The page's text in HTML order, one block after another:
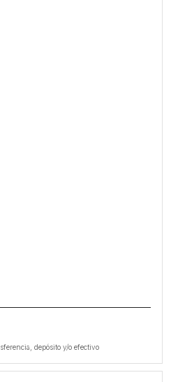
depósito y/o efectivo